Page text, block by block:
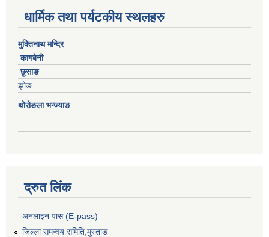
धार्मिक तथा पर्यटकीय स्थलहरु
मुक्तिनाथ मन्दिर
कागबेनी
छुसाङ
झोङ
थोरोङला भन्ज्याङ
द्रुत लिंक
अनलाइन पास (E-pass)
जिल्ला समन्वय समिति,मुस्ताङ